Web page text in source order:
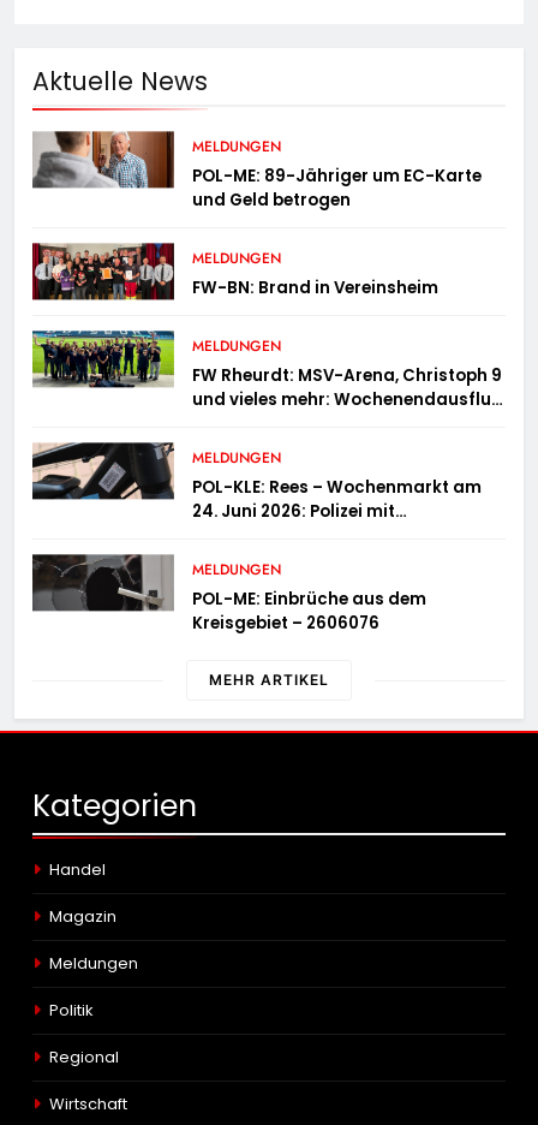
Aktuelle News
MELDUNGEN
POL-ME: 89-Jähriger um EC-Karte
und Geld betrogen
MELDUNGEN
FW-BN: Brand in Vereinsheim
MELDUNGEN
FW Rheurdt: MSV-Arena, Christoph 9
und vieles mehr: Wochenendausflug
MELDUNGEN
POL-KLE: Rees – Wochenmarkt am
24. Juni 2026: Polizei mit
Fahrradcodierung möglich
MELDUNGEN
POL-ME: Einbrüche aus dem
Kreisgebiet – 2606076
MEHR ARTIKEL
Kategorien
Handel
Magazin
Meldungen
Politik
Regional
Wirtschaft